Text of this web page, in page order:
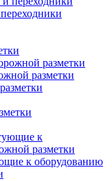
разметки
к оборудованию